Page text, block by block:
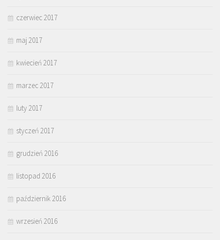
czerwiec 2017
maj 2017
kwiecień 2017
marzec 2017
luty 2017
styczeń 2017
grudzień 2016
listopad 2016
październik 2016
wrzesień 2016